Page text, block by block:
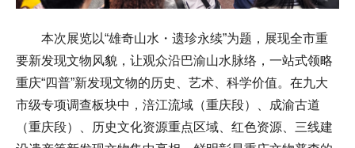
本次展览以“雄奇山水・遗珍永续”为题，展现全市重
要新发现文物风貌，让观众沿巴渝山水脉络，一站式领略
重庆“四普”新发现文物的历史、艺术、科学价值。在九大
市级专项调查板块中，涪江流域（重庆段）、成渝古道
（重庆段）、历史文化资源重点区域、红色资源、三线建